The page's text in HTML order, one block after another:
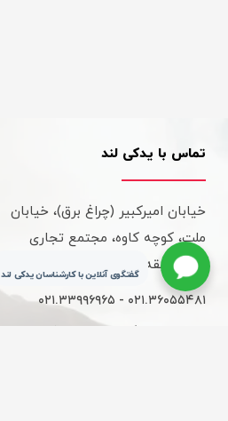
تماس با یدکی لند
خیابان امیرکبیر (چراغ برق)، خیابان
ملت، کوچه کاوه، مجتمع تجاری
کاوه، طبقه سوم، واحد 315
۰۲۱.۳۳۹۹۶۹۶۵ - ۰۲۱.۳۶۰۵۵۴۸۱
ساعات کاری : 9 الی 18
گفتگوی آنلاین با کارشناسان یدکی لند